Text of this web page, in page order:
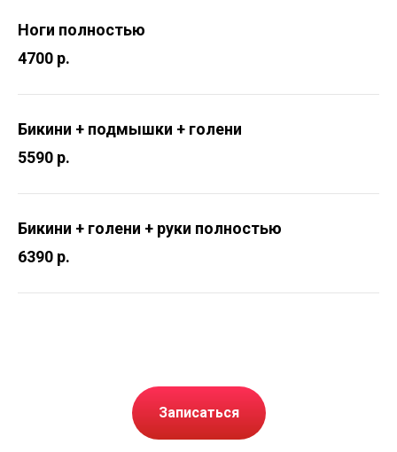
Ноги полностью
4700 р.
Бикини + подмышки + голени
5590 р.
Бикини + голени + руки полностью
6390 р.
Записаться
профессионалы с
Инструменты проходят
несколько этапов
стерилизации.